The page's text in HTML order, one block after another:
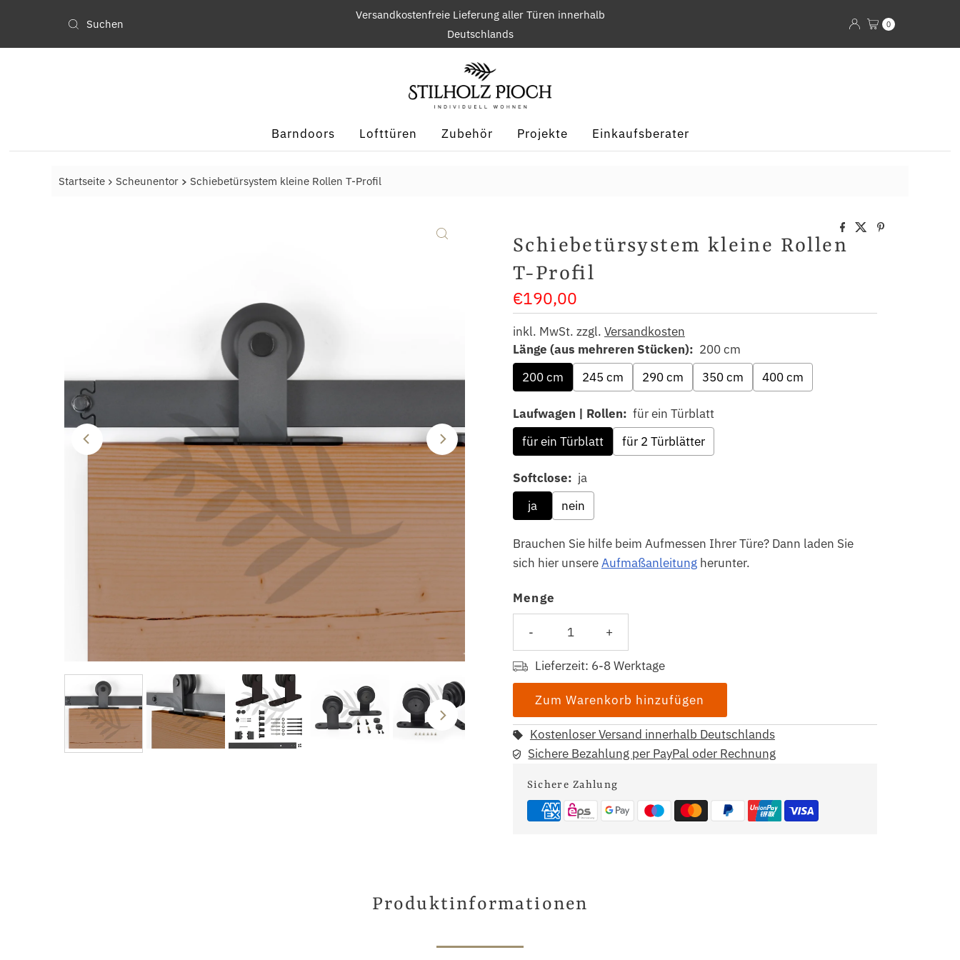
Versandkostenfreie Lieferung aller Türen innerhalb
Deutschlands
0
Barndoors Lofttüren Zubehör Projekte Einkaufsberater
Startseite Scheunentor Schiebetürsystem kleine Rollen T-Profil
Schiebetürsystem kleine Rollen
T-Profil
Regulärer
Preis
€190,00
inkl. MwSt. zzgl. Versandkosten
Länge (aus mehreren Stücken): 200 cm
200 cm
245 cm 290 cm 350 cm 400 cm
Laufwagen | Rollen: für ein Türblatt
für ein Türblatt
für 2 Türblätter
Softclose: ja
ja
nein
Brauchen Sie hilfe beim Aufmessen Ihrer Türe? Dann laden Sie
sich hier unsereAufmaßanleitungherunter.
Selection will add
Menge
- +
Lieferzeit: 6-8 Werktage
Kostenloser Versand innerhalb Deutschlands
Sichere Bezahlung per PayPal oder Rechnung
Sichere Zahlung
Produktinformationen